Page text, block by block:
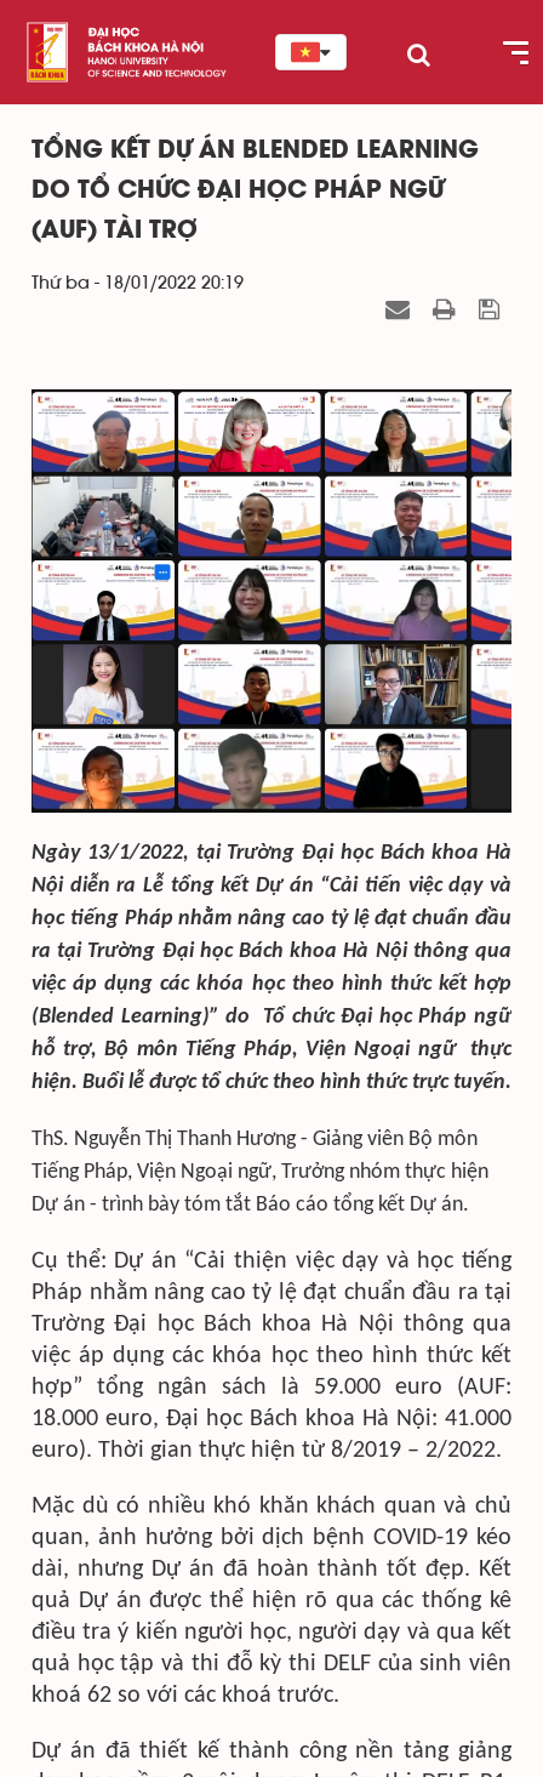
TỔNG KẾT DỰ ÁN BLENDED LEARNING
DO TỔ CHỨC ĐẠI HỌC PHÁP NGỮ
(AUF) TÀI TRỢ
Thứ ba - 18/01/2022 20:19
Ngày 13/1/2022, tại Trường Đại học Bách khoa Hà
Nội diễn ra Lễ tổng kết Dự án “Cải tiến việc dạy và
học tiếng Pháp nhằm nâng cao tỷ lệ đạt chuẩn đầu
ra tại Trường Đại học Bách khoa Hà Nội thông qua
việc áp dụng các khóa học theo hình thức kết hợp
(Blended Learning)” do Tổ chức Đại học Pháp ngữ
hỗ trợ, Bộ môn Tiếng Pháp, Viện Ngoại ngữ thực
hiện. Buổi lễ được tổ chức theo hình thức trực tuyến.
ThS. Nguyễn Thị Thanh Hương - Giảng viên Bộ môn
Tiếng Pháp, Viện Ngoại ngữ, Trưởng nhóm thực hiện
Dự án - trình bày tóm tắt Báo cáo tổng kết Dự án.
Cụ thể: Dự án “Cải thiện việc dạy và học tiếng
Pháp nhằm nâng cao tỷ lệ đạt chuẩn đầu ra tại
Trường Đại học Bách khoa Hà Nội thông qua
việc áp dụng các khóa học theo hình thức kết
hợp” tổng ngân sách là 59.000 euro (AUF:
18.000 euro, Đại học Bách khoa Hà Nội: 41.000
euro). Thời gian thực hiện từ 8/2019 – 2/2022.
Mặc dù có nhiều khó khăn khách quan và chủ
quan, ảnh hưởng bởi dịch bệnh COVID-19 kéo
dài, nhưng Dự án đã hoàn thành tốt đẹp. Kết
quả Dự án được thể hiện rõ qua các thống kê
điều tra ý kiến người học, người dạy và qua kết
quả học tập và thi đỗ kỳ thi DELF của sinh viên
khoá 62 so với các khoá trước.
Dự án đã thiết kế thành công nền tảng giảng